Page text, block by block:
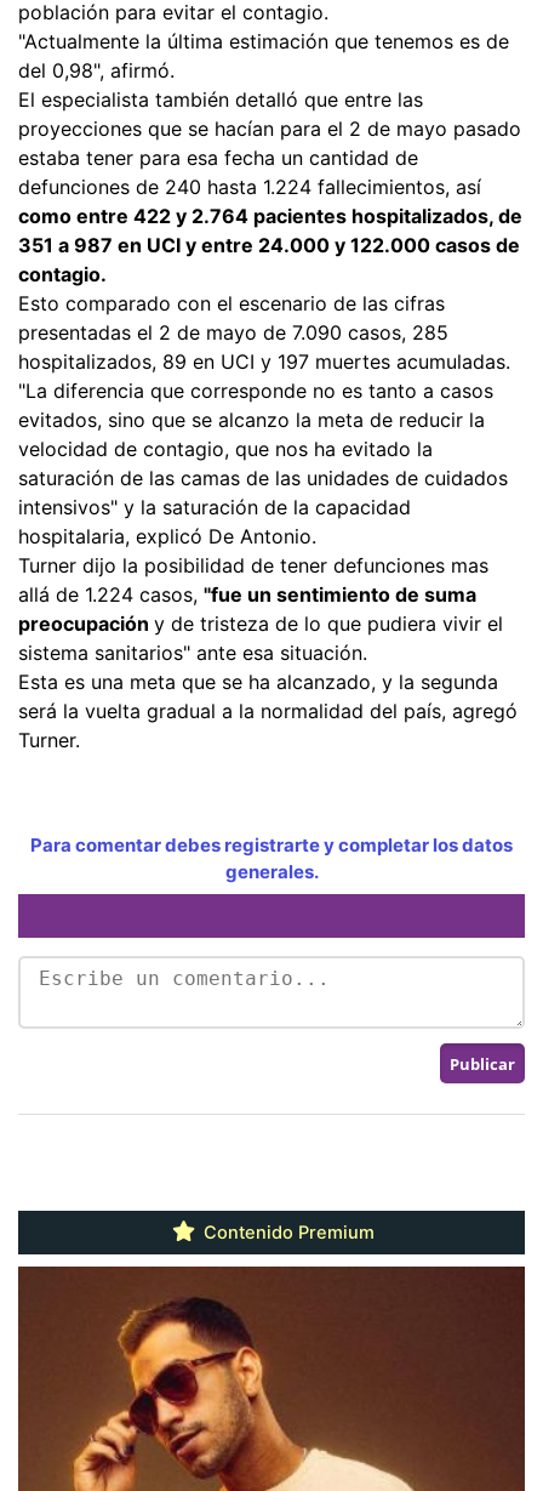
población para evitar el contagio.
"Actualmente la última estimación que tenemos es de
del 0,98", afirmó.
El especialista también detalló que entre las
proyecciones que se hacían para el 2 de mayo pasado
estaba tener para esa fecha un cantidad de
defunciones de 240 hasta 1.224 fallecimientos, así
como entre 422 y 2.764 pacientes hospitalizados, de
351 a 987 en UCI y entre 24.000 y 122.000 casos de
contagio.
Esto comparado con el escenario de las cifras
presentadas el 2 de mayo de 7.090 casos, 285
hospitalizados, 89 en UCI y 197 muertes acumuladas.
"La diferencia que corresponde no es tanto a casos
evitados, sino que se alcanzo la meta de reducir la
velocidad de contagio, que nos ha evitado la
saturación de las camas de las unidades de cuidados
intensivos" y la saturación de la capacidad
hospitalaria, explicó De Antonio.
Turner dijo la posibilidad de tener defunciones mas
allá de 1.224 casos, "fue un sentimiento de suma
preocupación y de tristeza de lo que pudiera vivir el
sistema sanitarios" ante esa situación.
Esta es una meta que se ha alcanzado, y la segunda
será la vuelta gradual a la normalidad del país, agregó
Turner.
Para comentar debes registrarte y completar los datos
generales.
Contenido Premium